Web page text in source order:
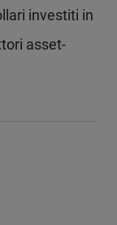
investiti in
asset-